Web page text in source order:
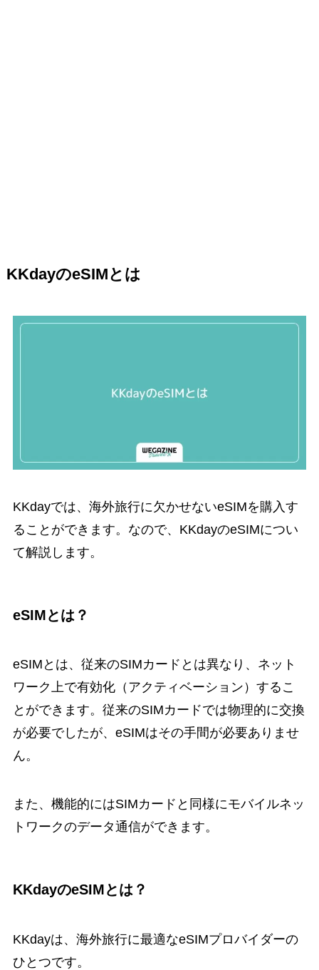
KKdayのeSIMとは
KKdayでは、海外旅行に欠かせないeSIMを購入す
ることができます。なので、KKdayのeSIMについ
て解説します。
eSIMとは？
eSIMとは、従来のSIMカードとは異なり、ネット
ワーク上で有効化（アクティベーション）するこ
とができます。従来のSIMカードでは物理的に交換
が必要でしたが、eSIMはその手間が必要ありませ
ん。
また、機能的にはSIMカードと同様にモバイルネッ
トワークのデータ通信ができます。
KKdayのeSIMとは？
KKdayは、海外旅行に最適なeSIMプロバイダーの
ひとつです。